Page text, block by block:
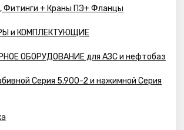
Фитинги + Краны ПЭ+ Фланцы
и КОМПЛЕКТУЮЩИЕ
ОБОРУДОВАНИЕ для АЗС и нефтобаз
Серия 5.900-2 и нажимной Серия
Статьи
и
atk-